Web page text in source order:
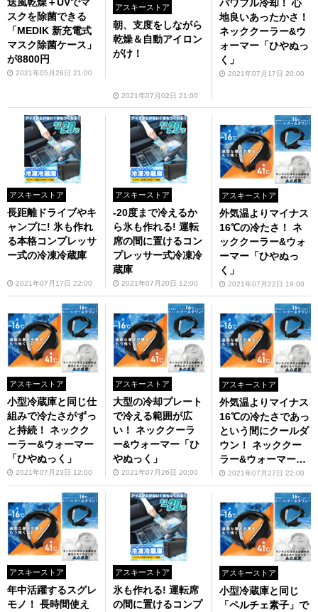
スクを除菌できる
「MEDIK 新充電式
マスク除菌ケース」
が8800円
2021年05月26日 21:00
アスキーストア
朝、支度をしながら
乾燥＆自動アイロン
がけ！
2021年07月02日 21:00
パワフル冷却！ 心
地良いあったかさ！
ネッククーラー&ウ
ォーマー「ひやぬっ
く」
2021年07月17日 20:00
アスキーストア
長距離ドライブやキ
ャンプに! 氷も作れ
る本格コンプレッサ
ー式の冷凍冷蔵庫
2021年07月17日 22:00
アスキーストア
-20度まで冷えるか
ら氷も作れる! 運転
席の間に置けるコン
プレッサー式冷凍冷
蔵庫
2021年07月20日 12:00
アスキーストア
外気温よりマイナス
16℃の冷たさ！ ネ
ッククーラー&ウォ
ーマー「ひやぬっ
く」
2021年07月22日 19:00
アスキーストア
小型冷蔵庫と同じ仕
組みで冷たさがずっ
と持続！ ネックク
ーラー&ウォーマー
「ひやぬっく」
2021年07月23日 12:00
アスキーストア
大型の冷却プレート
で冷える範囲が広
い！ ネッククーラ
ー&ウォーマー「ひ
やぬっく」
2021年07月26日 20:00
アスキーストア
外気温よりマイナス
16℃の冷たさであっ
という間にクールダ
ウン！ ネッククー
ラー&ウォーマー
「ひやぬっく」
2021年07月27日 22:00
アスキーストア
年中活躍するスグレ
モノ！ 長時間使え
アスキーストア
氷も作れる! 運転席
の間に置けるコンプ
アスキーストア
小型冷蔵庫と同じ
「ペルチェ素子」で